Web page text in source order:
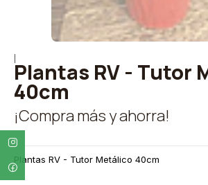
Plantas RV - Tutor
40cm
¡Compra más y ahorra!
Plantas RV - Tutor Metálico 40cm